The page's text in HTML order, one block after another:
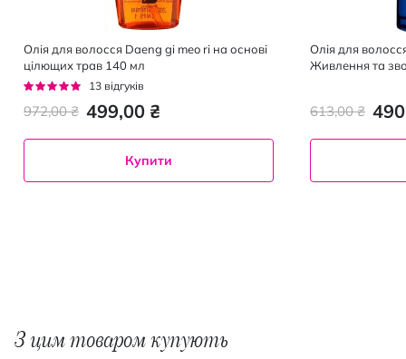
Олія для волосся Daeng gi meo ri на основі
цілющих трав 140 мл
Рейтинг:
13 відгуків
499,00 ₴
972,00 ₴
Купити
Олія для
Живлення та
613,00 ₴
З цим товаром купують